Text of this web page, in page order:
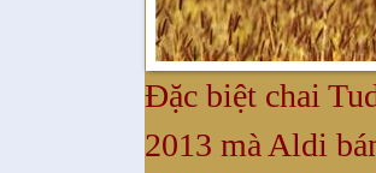
Đặc biệt chai
2013 mà Aldi